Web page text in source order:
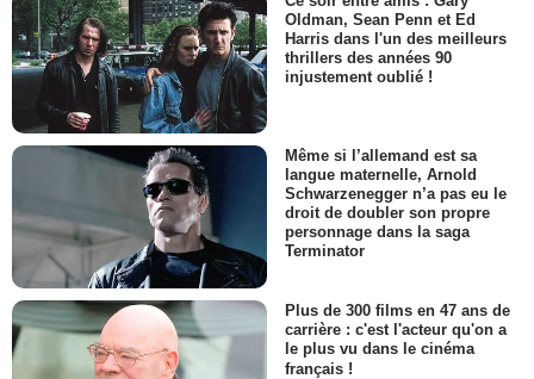
Oldman, Sean Penn et Ed
Harris dans l'un des meilleurs
thrillers des années 90
injustement oublié !
Même si l’allemand est sa
langue maternelle, Arnold
Schwarzenegger n’a pas eu le
droit de doubler son propre
personnage dans la saga
Terminator
Plus de 300 films en 47 ans de
carrière : c'est l'acteur qu'on a
le plus vu dans le cinéma
français !